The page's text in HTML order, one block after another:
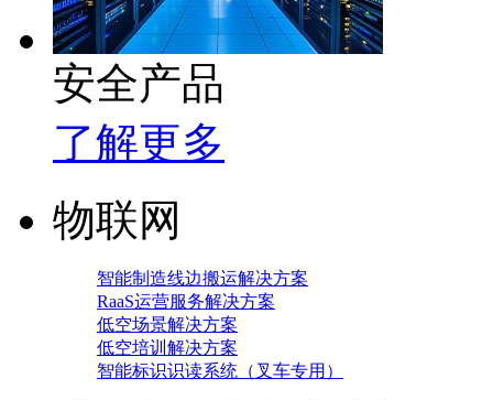
安全产品
了解更多
物联网
智能制造线边搬运解决方案
RaaS运营服务解决方案
低空场景解决方案
低空培训解决方案
智能标识识读系统（叉车专用）